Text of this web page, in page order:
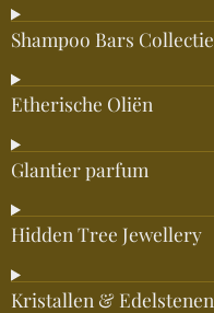
Shampoo Bars Collectie
Etherische Oliën
Glantier parfum
Hidden Tree Jewellery
Kristallen & Edelstenen